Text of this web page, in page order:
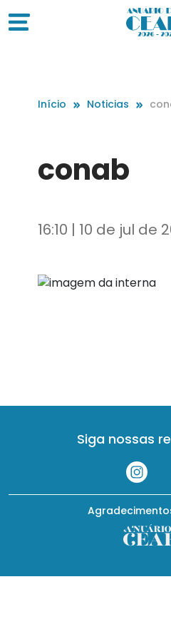
Início Noticias
conab
16:10 | 10 de jul de
Siga nossas